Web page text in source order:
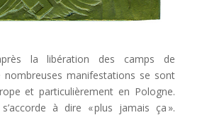
la libération des camps de
nombreuses manifestations se sont
et particulièrement en Pologne.
à dire « plus jamais ça ».